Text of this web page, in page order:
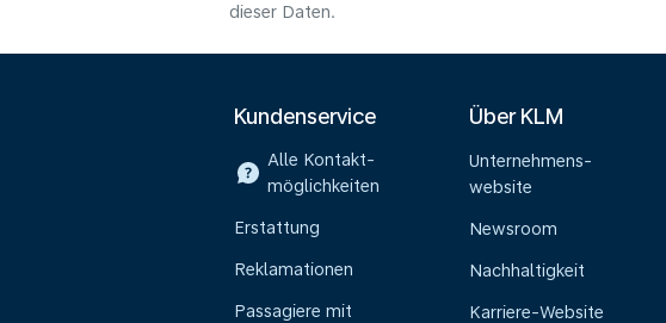
dieser Daten.
Kundenservice
Alle Kontakt-
möglichkeiten
Erstattung
Reklamationen
Passagiere mit
Über KLM
Unternehmens-
website
Newsroom
Nachhaltigkeit
Karriere-Website